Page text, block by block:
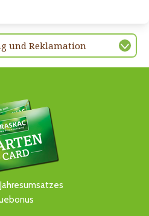
und Reklamation